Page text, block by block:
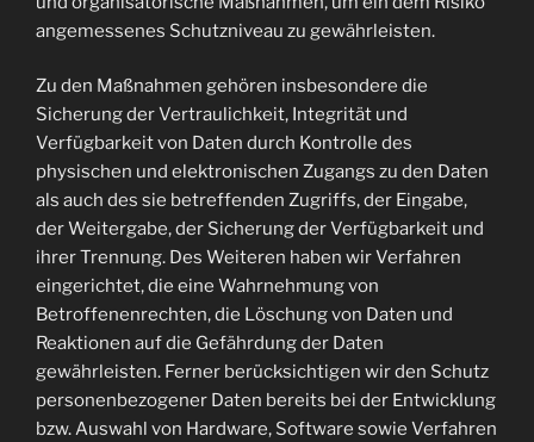
angemessenes Schutzniveau zu gewährleisten.
Zu den Maßnahmen gehören insbesondere die
Sicherung der Vertraulichkeit, Integrität und
Verfügbarkeit von Daten durch Kontrolle des
physischen und elektronischen Zugangs zu den Daten
als auch des sie betreffenden Zugriffs, der Eingabe,
der Weitergabe, der Sicherung der Verfügbarkeit und
ihrer Trennung. Des Weiteren haben wir Verfahren
eingerichtet, die eine Wahrnehmung von
Betroffenenrechten, die Löschung von Daten und
Reaktionen auf die Gefährdung der Daten
gewährleisten. Ferner berücksichtigen wir den Schutz
personenbezogener Daten bereits bei der Entwicklung
bzw. Auswahl von Hardware, Software sowie Verfahren